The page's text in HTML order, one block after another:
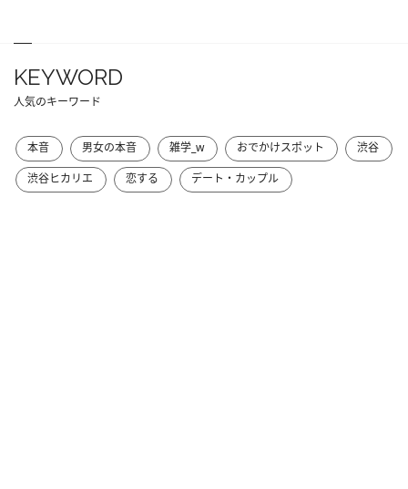
KEYWORD
人気のキーワード
本音 男女の本音 雑学_w おでかけスポット
渋谷
渋谷ヒカリエ
恋する デート・カップル